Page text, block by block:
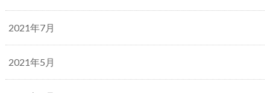
2021年7月
2021年5月